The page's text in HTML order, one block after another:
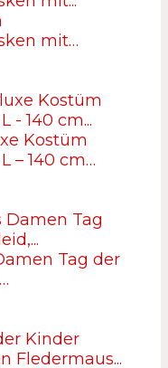
mit…
Kostüm
– 140 cm…
Tag der